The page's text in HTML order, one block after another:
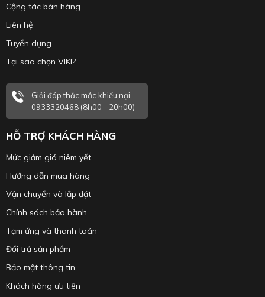
Cộng tác bán hàng.
Liên hệ
Tuyển dụng
Tại sao chọn VIKI?
Giải đáp thắc mắc khiếu nại
0933320468 (8h00 - 20h00)
HỖ TRỢ KHÁCH HÀNG
Mức giảm giá niêm yết
Hướng dẫn mua hàng
Vận chuyển và lắp đặt
Chính sách bảo hành
Tạm ứng và thanh toán
Đổi trả sản phẩm
Bảo mật thông tin
Khách hàng ưu tiên